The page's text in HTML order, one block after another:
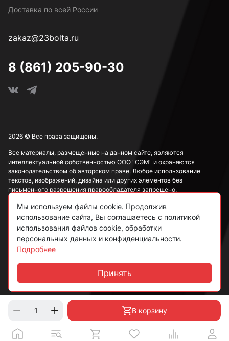
В корзину
Доставка по всей России
zakaz@23bolta.ru
8 (861) 205-90-30
Все материалы, размещенные на данном сайте, являются
интеллектуальной собственностью ООО "СЭМ" и охраняются
законодательством об авторском праве. Любое использование
текстов, изображений, дизайна или других элементов без
письменного разрешения правообладателя запрещено.
Информация, представленная на сайте, носит исключительно
ознакомительный характер и не может рассматриваться как
публичная оферта в соответствии со ст. 437 ГК РФ.
Политика конфиденциальности
Согласие на обработку данных
Пользовательское соглашение
2026 © Все права защищены.
Мы используем файлы cookie. Продолжив
использование сайта, Вы соглашаетесь с политикой
использования файлов cookie, обработки
персональных данных и конфиденциальности.
Подробнее
Принять
Чат